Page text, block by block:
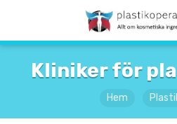
Kliniker för
Hem